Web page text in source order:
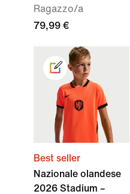
Ragazzo/a
79,99 €
Best seller
Nazionale olandese
2026 Stadium –